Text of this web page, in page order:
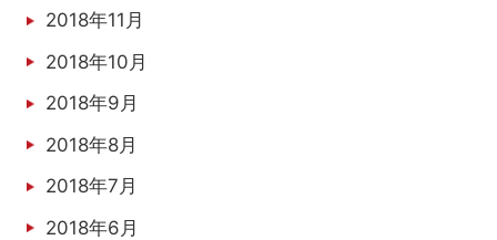
2018年11月
2018年10月
2018年9月
2018年8月
2018年7月
2018年6月